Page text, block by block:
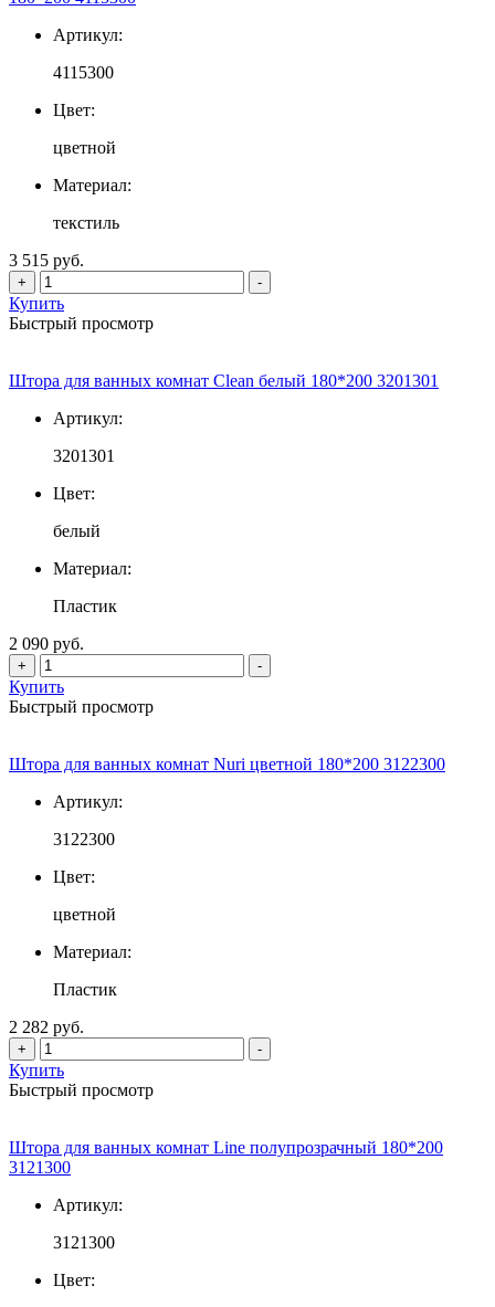
Артикул:
4115300
Цвет:
цветной
Материал:
текстиль
3 515 руб.
+ -
Купить
Быстрый просмотр
Штора для ванных комнат Clean белый 180*200 3201301
Артикул:
3201301
Цвет:
белый
Материал:
Пластик
2 090 руб.
+ -
Купить
Быстрый просмотр
Штора для ванных комнат Nuri цветной 180*200 3122300
Артикул:
3122300
Цвет:
цветной
Материал:
Пластик
2 282 руб.
+ -
Купить
Быстрый просмотр
Штора для ванных комнат Line полупрозрачный 180*200
3121300
Артикул:
3121300
Цвет: